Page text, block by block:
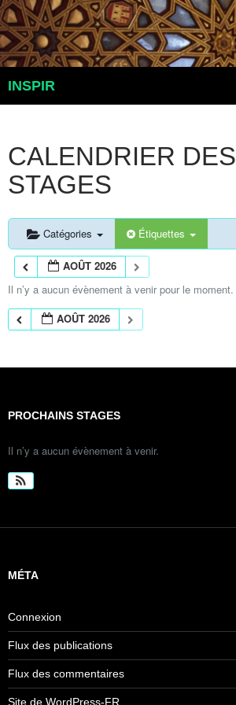
Aller
au
contenu
INSPIR
CALENDRIER DES
STAGES
Catégories Étiquettes
AOÛT 2026
Il n’y a aucun évènement à venir pour le moment.
AOÛT 2026
PROCHAINS STAGES
Il n’y a aucun évènement à venir.
MÉTA
Connexion
Flux des publications
Flux des commentaires
Site de WordPress-FR